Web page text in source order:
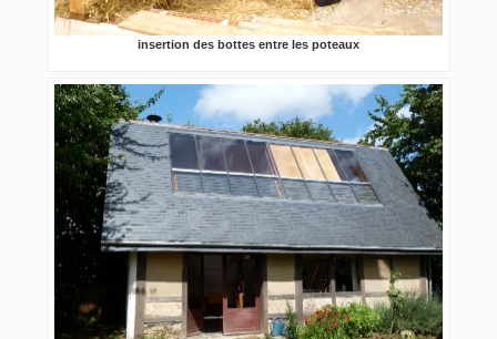
insertion des bottes entre les poteaux